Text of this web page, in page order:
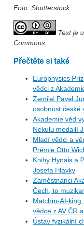
Foto: Shutterstock
Text je
Commons.
Přečtěte si také
Europhysics
vědci z
Zemřel Pavel
osobnost české
Akademie věd
Nekulu medailí
Mladí vědci a
Prémie Otto
Knihy Hynais a
Josefa Hlávky
Zaměstnanci
Čech, to
Matchm-AI-
vědce z AV ČR
Ústav fyzikální